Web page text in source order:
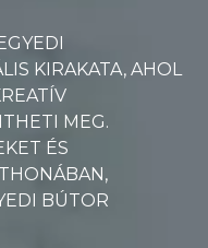
KIRAKATA, AHOL
MEG.
ÉS
BÚTOR